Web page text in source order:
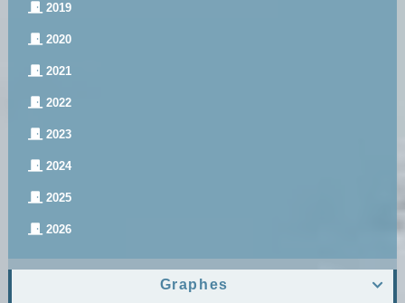
2019
2020
2021
2022
2023
2024
2025
2026

Graphes